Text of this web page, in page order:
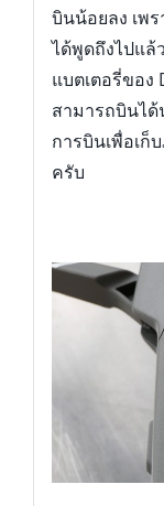
บินน้อยลง เพ
ได้พูดถึงไปแล้
แบตเตอรี่ของ
สามารถบินได้
การบินเพื่อเก็
ครับ